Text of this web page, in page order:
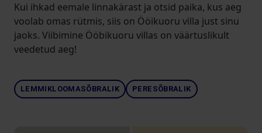
Kui ihkad eemale linnakärast ja otsid paika, kus aeg
voolab omas rütmis, siis on Ööikuoru villa just sinu
jaoks. Viibimine Ööbikuoru villas on väärtuslikult
veedetud aeg!
LEMMIKLOOMASÕBRALIK PERESÕBRALIK